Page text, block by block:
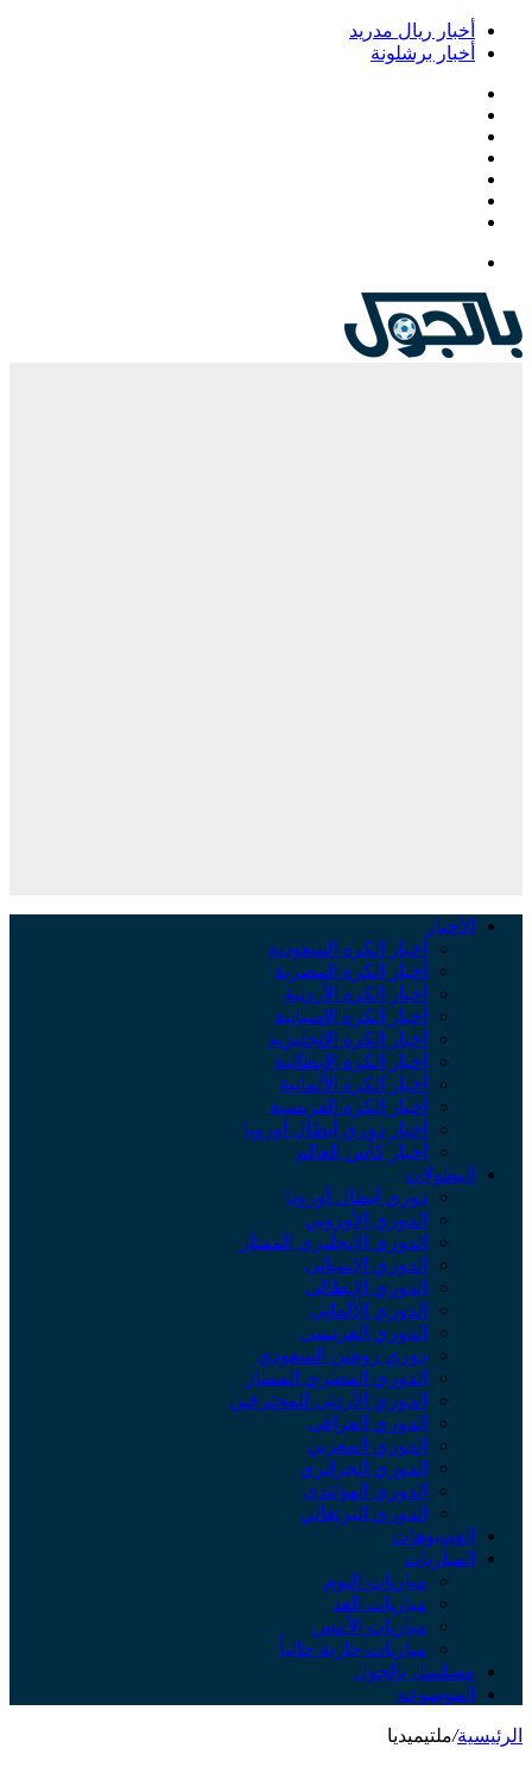
أخبار ريال مدريد
أخبار برشلونة
الأخبار
أخبار الكرة السعودية
أخبار الكرة المصرية
أخبار الكرة الأردنية
أخبار الكرة الإسبانية
أخبار الكرة الإنجليزية
أخبار الكرة الإيطالية
أخبار الكرة الألمانية
أخبار الكرة الفرنسية
أخبار دوري أبطال أوروبا
أخبار كأس العالم
البطولات
دوري أبطال أوروبا
الدوري الأوروبي
الدوري الإنجليزي الممتاز
الدوري الإسباني
الدوري الإيطالي
الدوري الألماني
الدوري الفرنسي
دوري روشن السعودي
الدوري المصري الممتاز
الدوري الأردني للمحترفين
الدوري العراقي
الدوري المغربي
الدوري الجزائري
الدوري الهولندي
الدوري البرتغالي
الفيديوهات
المباريات
مباريات اليوم
مباريات الغد
مباريات الأمس
مباريات جارية حالياً
مسلسل بالجول
الموسوعة
الرئيسية/ملتيميديا